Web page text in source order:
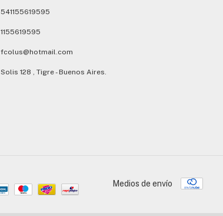
541155619595
1155619595
fcolus@hotmail.com
Solis 128 , Tigre - Buenos Aires.
Medios de envío